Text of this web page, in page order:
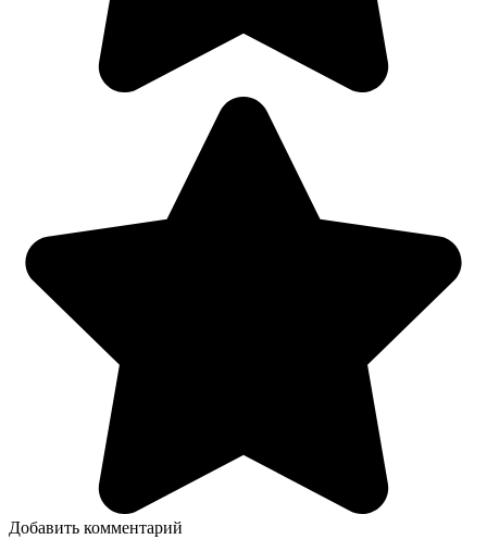
Добавить комментарий